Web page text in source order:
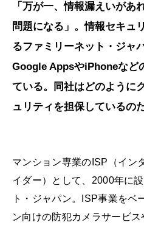
「万が一、情報漏えいがあ
問題になる」。情報セキュ
るファミリーネット・ジャ
Google AppsやiPhoneなど
ている。同社はどのように
ュリティを担保しているの
マンション専業のISP（イン
イダー）として、2000年に
ト・ジャパン。ISP事業をベ
ン向けの防犯カメラサービ